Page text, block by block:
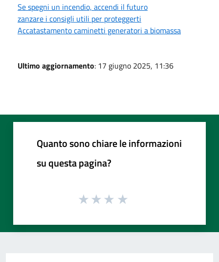
Se spegni un incendio, accendi il futuro
zanzare i consigli utili per proteggerti
Accatastamento caminetti generatori a biomassa
Ultimo aggiornamento: 17 giugno 2025, 11:36
Quanto sono chiare le informazioni
su questa pagina?